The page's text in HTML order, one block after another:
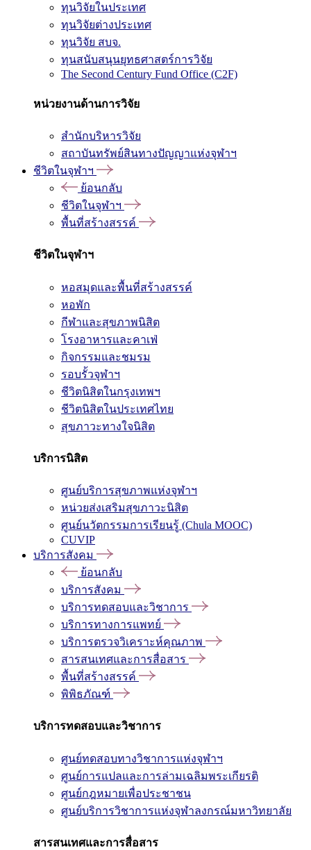
ทุนวิจัยในประเทศ
ทุนวิจัยต่างประเทศ
ทุนวิจัย สบจ.
ทุนสนับสนุนยุทธศาสตร์การวิจัย
The Second Century Fund Office (C2F)
หน่วยงานด้านการวิจัย
สำนักบริหารวิจัย
สถาบันทรัพย์สินทางปัญญาแห่งจุฬาฯ
ชีวิตในจุฬาฯ
ย้อนกลับ
ชีวิตในจุฬาฯ
พื้นที่สร้างสรรค์
ชีวิตในจุฬาฯ
หอสมุดและพื้นที่สร้างสรรค์
หอพัก
กีฬาและสุขภาพนิสิต
โรงอาหารและคาเฟ่
กิจกรรมและชมรม
รอบรั้วจุฬาฯ
ชีวิตนิสิตในกรุงเทพฯ
ชีวิตนิสิตในประเทศไทย
สุขภาวะทางใจนิสิต
บริการนิสิต
ศูนย์บริการสุขภาพแห่งจุฬาฯ
หน่วยส่งเสริมสุขภาวะนิสิต
ศูนย์นวัตกรรมการเรียนรู้ (Chula MOOC)
CUVIP
บริการสังคม
ย้อนกลับ
บริการสังคม
บริการทดสอบและวิชาการ
บริการทางการแพทย์
บริการตรวจวิเคราะห์คุณภาพ
สารสนเทศและการสื่อสาร
พื้นที่สร้างสรรค์
พิพิธภัณฑ์
บริการทดสอบและวิชาการ
ศูนย์ทดสอบทางวิชาการแห่งจุฬาฯ
ศูนย์การแปลและการล่ามเฉลิมพระเกียรติ
ศูนย์กฎหมายเพื่อประชาชน
ศูนย์บริการวิชาการแห่งจุฬาลงกรณ์มหาวิทยาลัย
สารสนเทศและการสื่อสาร